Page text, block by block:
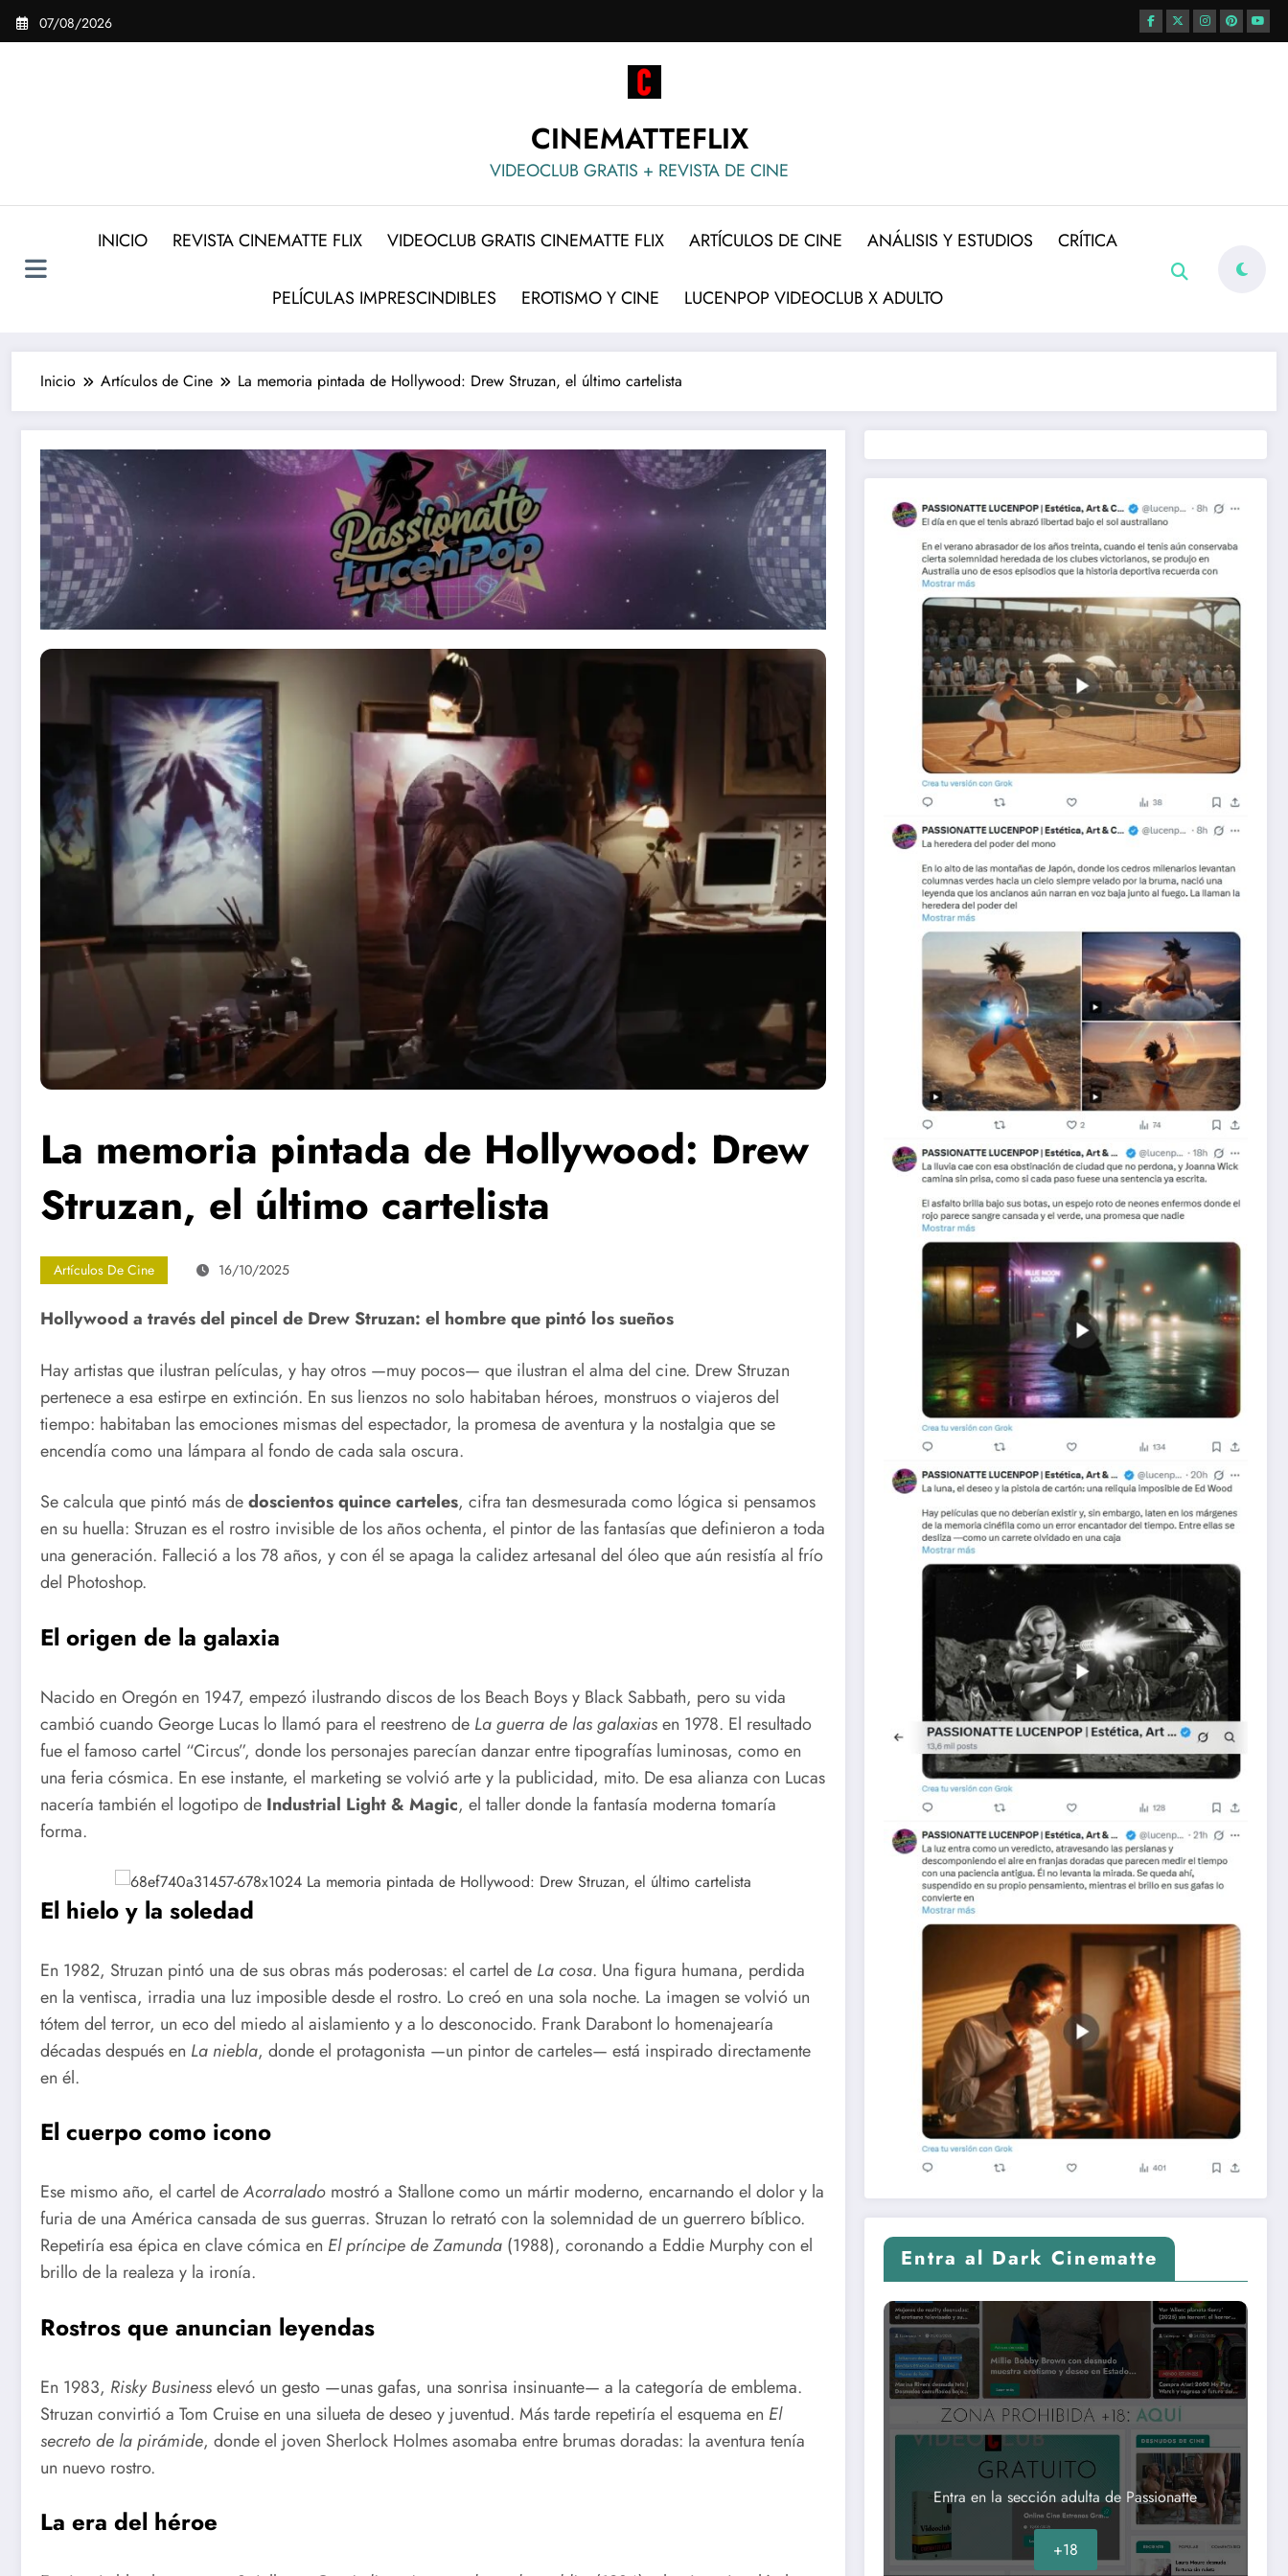
Saltar
07/08/2026
CINEMATTEFLIX
VIDEOCLUB GRATIS + REVISTA DE CINE
INICIO REVISTA CINEMATTE FLIX VIDEOCLUB GRATIS CINEMATTE FLIX ARTÍCULOS DE CINE ANÁLISIS Y ESTUDIOS CRÍTICA
PELÍCULAS IMPRESCINDIBLES EROTISMO Y CINE LUCENPOP VIDEOCLUB X ADULTO
Inicio Artículos de Cine La memoria pintada de Hollywood: Drew Struzan, el último cartelista
La memoria pintada de Hollywood: Drew
Struzan, el último cartelista
Artículos De Cine 16/10/2025
Hollywood a través del pincel de Drew Struzan: el hombre que pintó los sueños
Hay artistas que ilustran películas, y hay otros —muy pocos— que ilustran el alma del cine. Drew Struzan
pertenece a esa estirpe en extinción. En sus lienzos no solo habitaban héroes, monstruos o viajeros del
tiempo: habitaban las emociones mismas del espectador, la promesa de aventura y la nostalgia que se
encendía como una lámpara al fondo de cada sala oscura.
Se calcula que pintó más dedoscientos quince carteles, cifra tan desmesurada como lógica si pensamos
en su huella: Struzan es el rostro invisible de los años ochenta, el pintor de las fantasías que definieron a toda
una generación. Falleció a los 78 años, y con él se apaga la calidez artesanal del óleo que aún resistía al frío
del Photoshop.
El origen de la galaxia
Nacido en Oregón en 1947, empezó ilustrando discos de los Beach Boys y Black Sabbath, pero su vida
cambió cuando George Lucas lo llamó para el reestreno de La guerra de las galaxiasen 1978. El resultado
fue el famoso cartel “Circus”, donde los personajes parecían danzar entre tipografías luminosas, como en
una feria cósmica. En ese instante, el marketing se volvió arte y la publicidad, mito. De esa alianza con Lucas
nacería también el logotipo de Industrial Light & Magic, el taller donde la fantasía moderna tomaría
forma.
El hielo y la soledad
En 1982, Struzan pintó una de sus obras más poderosas: el cartel de La cosa. Una figura humana, perdida
en la ventisca, irradia una luz imposible desde el rostro. Lo creó en una sola noche. La imagen se volvió un
tótem del terror, un eco del miedo al aislamiento y a lo desconocido. Frank Darabont lo homenajearía
décadas después en La niebla, donde el protagonista —un pintor de carteles— está inspirado directamente
en él.
El cuerpo como icono
Ese mismo año, el cartel deAcorralado mostró a Stallone como un mártir moderno, encarnando el dolor y la
furia de una América cansada de sus guerras. Struzan lo retrató con la solemnidad de un guerrero bíblico.
Repetiría esa épica en clave cómica en El príncipe de Zamunda (1988), coronando a Eddie Murphy con el
brillo de la realeza y la ironía.
Rostros que anuncian leyendas
En 1983, Risky Businesselevó un gesto —unas gafas, una sonrisa insinuante— a la categoría de emblema.
Struzan convirtió a Tom Cruise en una silueta de deseo y juventud. Más tarde repetiría el esquema en El
secreto de la pirámide, donde el joven Sherlock Holmes asomaba entre brumas doradas: la aventura tenía
un nuevo rostro.
La era del héroe
Entra al Dark Cinematte
Entra en la sección adulta de Passionatte
+18